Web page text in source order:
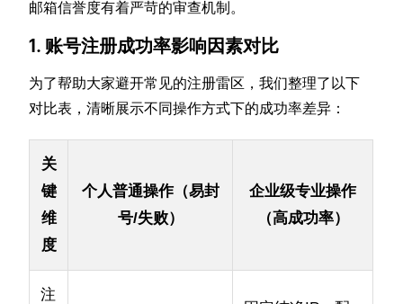
邮箱信誉度有着严苛的审查机制。
1. 账号注册成功率影响因素对比
为了帮助大家避开常见的注册雷区，我们整理了以下
对比表，清晰展示不同操作方式下的成功率差异：
关
键
维
度
个人普通操作（易封
号/失败）
企业级专业操作
（高成功率）
注